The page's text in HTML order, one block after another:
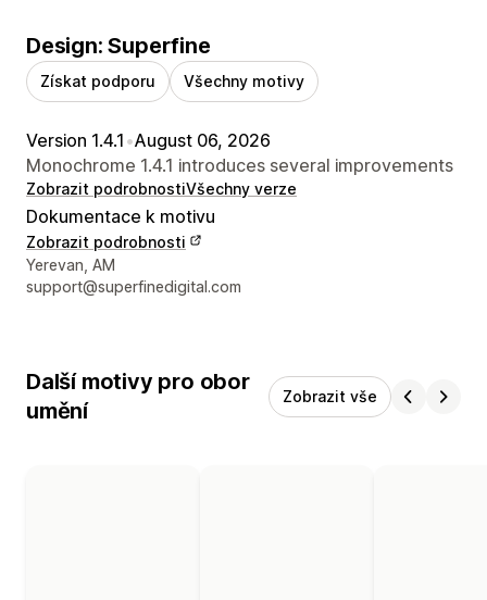
Design: Superfine
Získat podporu Všechny motivy
Version 1.4.1 •August 06, 2026
Monochrome 1.4.1 introduces several improvements
Zobrazit podrobnostiVšechny verze
Dokumentace k motivu
Zobrazit podrobnosti
Kontaktní údaje designéra
Yerevan, AM
support@superfinedigital.com
Další motivy pro obor
umění
Zobrazit vše